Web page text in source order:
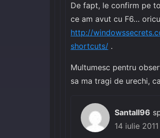
De fapt, le confirm pe
ce am avut cu F6…
http://
shortcuts/ .
Multumesc pentru
sa ma tragi de urechi,
Santall96
14 iulie